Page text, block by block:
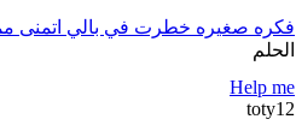
فكره صغيره خطرت في بالي اتمنى
الحلم
Help me
toty12